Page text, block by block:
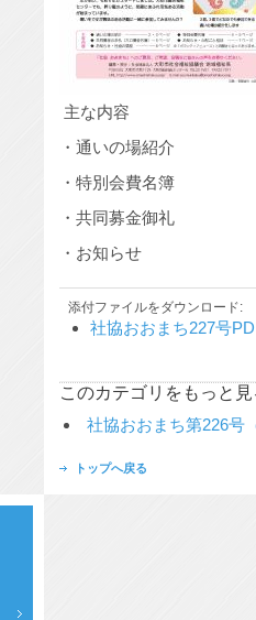
主な内容
・通いの場紹介
・特別会費名簿
・共同募金御礼
・お知らせ
添付ファイルをダウンロード:
社協おおまち227号
このカテゴリをもっと
社協おおまち第226号
トップへ戻る